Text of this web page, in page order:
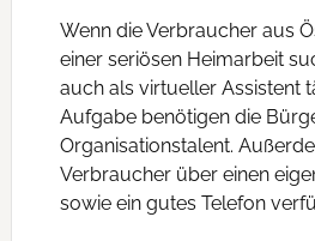
Wenn die Verbraucher aus
einer seriösen Heimarbeit
auch als virtueller Assistent
Aufgabe benötigen die
Organisationstalent.
Verbraucher über einen
sowie ein gutes Telefon